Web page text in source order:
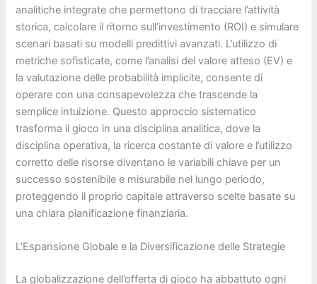
analitiche integrate che permettono di tracciare l’attività
storica, calcolare il ritorno sull’investimento (ROI) e simulare
scenari basati su modelli predittivi avanzati. L’utilizzo di
metriche sofisticate, come l’analisi del valore atteso (EV) e
la valutazione delle probabilità implicite, consente di
operare con una consapevolezza che trascende la
semplice intuizione. Questo approccio sistematico
trasforma il gioco in una disciplina analitica, dove la
disciplina operativa, la ricerca costante di valore e l’utilizzo
corretto delle risorse diventano le variabili chiave per un
successo sostenibile e misurabile nel lungo periodo,
proteggendo il proprio capitale attraverso scelte basate su
una chiara pianificazione finanziaria.
L’Espansione Globale e la Diversificazione delle Strategie
La globalizzazione dell’offerta di gioco ha abbattuto ogni